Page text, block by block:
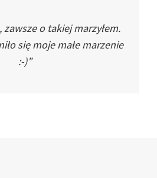
zawsze o takiej marzyłem.
się moje małe marzenie
:-)”